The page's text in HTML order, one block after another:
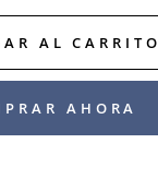
AL CARRITO
AHORA